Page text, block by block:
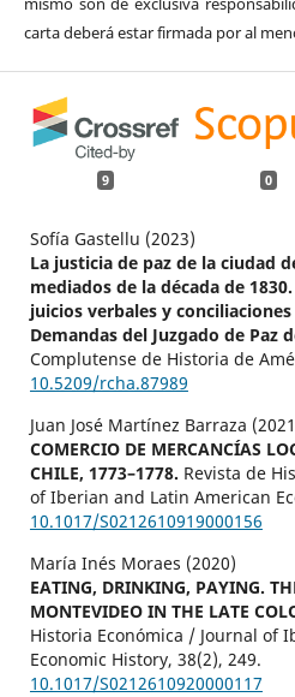
carta deberá estar firmada por al
9 0
Sofía Gastellu (2023)
La justicia de paz de la ciudad
mediados de la década de
juicios verbales y
Demandas del Juzgado de Paz
Complutense de Historia de
10.5209/rcha.87989
Juan José Martínez Barraza
COMERCIO DE MERCANCÍAS
CHILE, 1773–1778. Revista de
of Iberian and Latin American
10.1017/S0212610919000156
María Inés Moraes (2020)
EATING, DRINKING, PAYING.
MONTEVIDEO IN THE LATE
Historia Económica / Journal of
Economic History, 38(2), 249.
10.1017/S0212610920000117